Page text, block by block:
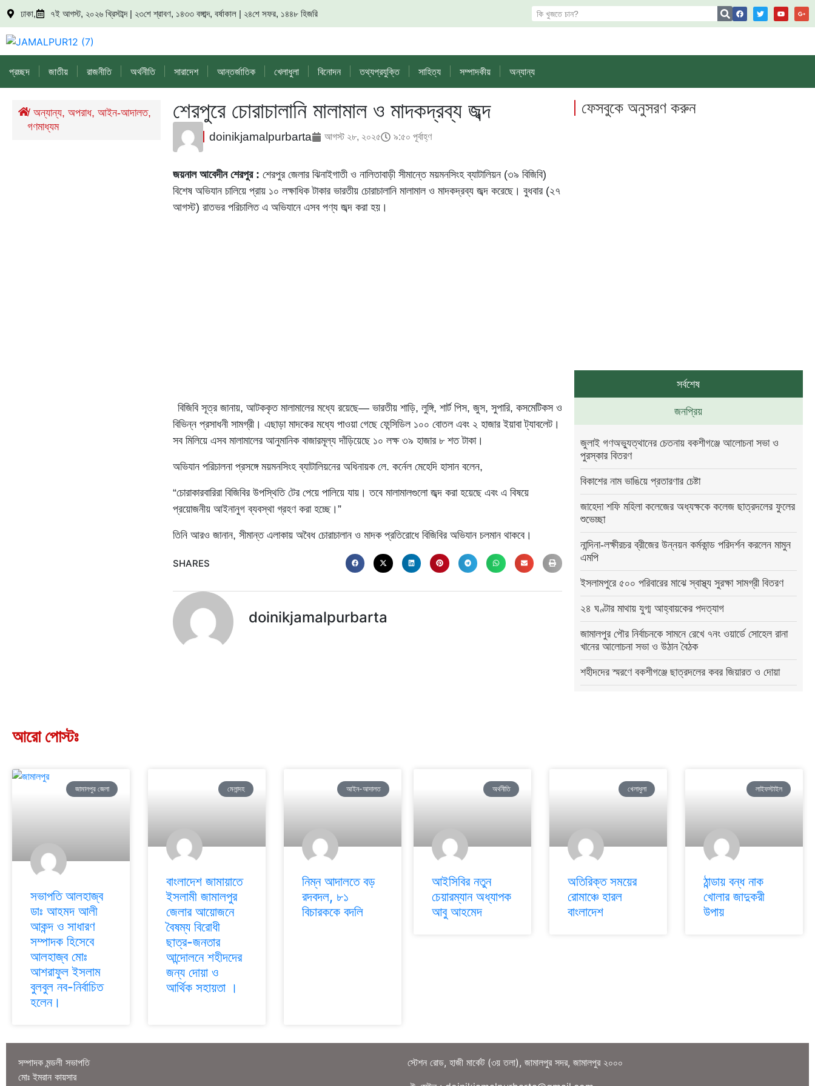
ঢাকা, ৭ই আগস্ট, ২০২৬ খ্রিস্টাব্দ | ২৩শে শ্রাবণ, ১৪৩৩ বঙ্গাব্দ, বর্ষাকাল | ২৪শে সফর, ১৪৪৮ হিজরি
প্রচ্ছদ জাতীয় রাজনীতি অর্থনীতি সারাদেশ আন্তর্জাতিক খেলাধুলা বিনোদন তথ্যপ্রযুক্তি সাহিত্য সম্পাদকীয় অন্যান্য
/ অন্যান্য, অপরাধ, আইন-আদালত,
গণমাধ্যম
শেরপুরে চোরাচালানি মালামাল ও মাদকদ্রব্য জব্দ
doinikjamalpurbarta আগস্ট ২৮, ২০২৫ ৯:৫০ পূর্বাহ্ণ
জয়নাল আবেদীন শেরপুর : শেরপুর জেলার ঝিনাইগাতী ও নালিতাবাড়ী সীমান্তে ময়মনসিংহ ব্যাটালিয়ন (৩৯ বিজিবি)
বিশেষ অভিযান চালিয়ে প্রায় ১০ লক্ষাধিক টাকার ভারতীয় চোরাচালানি মালামাল ও মাদকদ্রব্য জব্দ করেছে। বুধবার (২৭
আগস্ট) রাতভর পরিচালিত এ অভিযানে এসব পণ্য জব্দ করা হয়।
বিজিবি সূত্র জানায়, আটককৃত মালামালের মধ্যে রয়েছে— ভারতীয় শাড়ি, লুঙ্গি, শার্ট পিস, জুস, সুপারি, কসমেটিকস ও
বিভিন্ন প্রসাধনী সামগ্রী। এছাড়া মাদকের মধ্যে পাওয়া গেছে ফেন্সিডিল ১০০ বোতল এবং ২ হাজার ইয়াবা ট্যাবলেট।
সব মিলিয়ে এসব মালামালের আনুমানিক বাজারমূল্য দাঁড়িয়েছে ১০ লক্ষ ৩৯ হাজার ৮ শত টাকা।
অভিযান পরিচালনা প্রসঙ্গে ময়মনসিংহ ব্যাটালিয়নের অধিনায়ক লে. কর্নেল মেহেদি হাসান বলেন,
“চোরাকারবারিরা বিজিবির উপস্থিতি টের পেয়ে পালিয়ে যায়। তবে মালামালগুলো জব্দ করা হয়েছে এবং এ বিষয়ে
প্রয়োজনীয় আইনানুগ ব্যবস্থা গ্রহণ করা হচ্ছে।”
তিনি আরও জানান, সীমান্ত এলাকায় অবৈধ চোরাচালান ও মাদক প্রতিরোধে বিজিবির অভিযান চলমান থাকবে।
SHARES
doinikjamalpurbarta
ফেসবুকে অনুসরণ করুন
সর্বশেষ
জনপ্রিয়
জুলাই গণঅভ্যুত্থানের চেতনায় বকশীগঞ্জে আলোচনা সভা ও
পুরস্কার বিতরণ
বিকাশের নাম ভাঙিয়ে প্রতারণার চেষ্টা
জাহেদা শফি মহিলা কলেজের অধ্যক্ষকে কলেজ ছাত্রদলের ফুলের
শুভেচ্ছা
নান্দিনা-লক্ষীরচর ব্রীজের উন্নয়ন কর্মকান্ড পরিদর্শন করলেন মামুন
এমপি
ইসলামপুরে ৫০০ পরিবারের মাঝে স্বাস্থ্য সুরক্ষা সামগ্রী বিতরণ
২৪ ঘণ্টার মাথায় যুগ্ম আহ্বায়কের পদত্যাগ
জামালপুর পৌর নির্বাচনকে সামনে রেখে ৭নং ওয়ার্ডে সোহেল রানা
খানের আলোচনা সভা ও উঠান বৈঠক
শহীদদের স্মরণে বকশীগঞ্জে ছাত্রদলের কবর জিয়ারত ও দোয়া
আরো পোস্টঃ
জামালপুর জেলা
সভাপতি আলহাজ্ব
ডাঃ আহমদ আলী
আকন্দ ও সাধারণ
সম্পাদক হিসেবে
আলহাজ্ব মোঃ
আশরাফুল ইসলাম
বুলবুল নব-নির্বাচিত
হলেন।
মেলান্দহ
বাংলাদেশ জামায়াতে
ইসলামী জামালপুর
জেলার আয়োজনে
বৈষম্য বিরোধী
ছাত্র-জনতার
আন্দোলনে শহীদদের
জন্য দোয়া ও
আর্থিক সহায়তা ।
আইন-আদালত
নিম্ন আদালতে বড়
রদবদল, ৮১
বিচারককে বদলি
অর্থনীতি
আইসিবির নতুন
চেয়ারম্যান অধ্যাপক
আবু আহমেদ
খেলাধুলা
অতিরিক্ত সময়ের
রোমাঞ্চে হারল
বাংলাদেশ
লাইফস্টাইল
ঠান্ডায় বন্ধ নাক
খোলার জাদুকরী
উপায়
সম্পাদক মন্ডলী সভাপতি
মোঃ ইমরান কায়সার
স্টেশন রোড, হাজী মার্কেট (৩য় তলা), জামালপুর সদর, জামালপুর ২০০০